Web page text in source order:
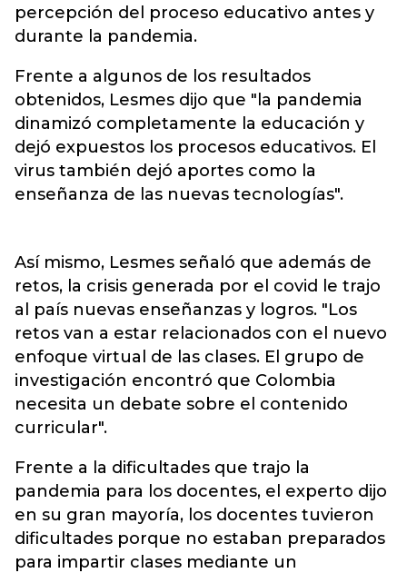
percepción del proceso educativo antes y
durante la pandemia.
Frente a algunos de los resultados
obtenidos, Lesmes dijo que "la pandemia
dinamizó completamente la educación y
dejó expuestos los procesos educativos. El
virus también dejó aportes como la
enseñanza de las nuevas tecnologías".
Así mismo, Lesmes señaló que además de
retos, la crisis generada por el covid le trajo
al país nuevas enseñanzas y logros. "Los
retos van a estar relacionados con el nuevo
enfoque virtual de las clases. El grupo de
investigación encontró que Colombia
necesita un debate sobre el contenido
curricular".
Frente a la dificultades que trajo la
pandemia para los docentes, el experto dijo
en su gran mayoría, los docentes tuvieron
dificultades porque no estaban preparados
para impartir clases mediante un